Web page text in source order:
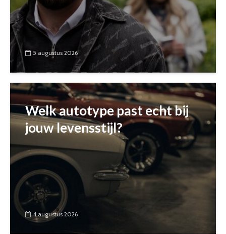
5 augustus 2026
Welk autotype past echt bij
jouw levensstijl?
4 augustus 2026